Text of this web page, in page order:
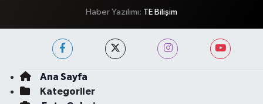
Haber Yazılımı: TE Bilişim
Ana Sayfa
Kategoriler